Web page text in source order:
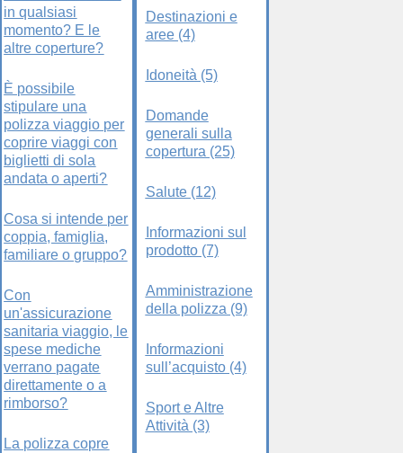
in qualsiasi
momento? E le
altre coperture?
È possibile
stipulare una
polizza viaggio per
coprire viaggi con
biglietti di sola
andata o aperti?
Cosa si intende per
coppia, famiglia,
familiare o gruppo?
Con
un'assicurazione
sanitaria viaggio, le
spese mediche
verrano pagate
direttamente o a
rimborso?
La polizza copre
Destinazioni e
aree (4)
Idoneità (5)
Domande
generali sulla
copertura (25)
Salute (12)
Informazioni sul
prodotto (7)
Amministrazione
della polizza (9)
Informazioni
sull’acquisto (4)
Sport e Altre
Attività (3)